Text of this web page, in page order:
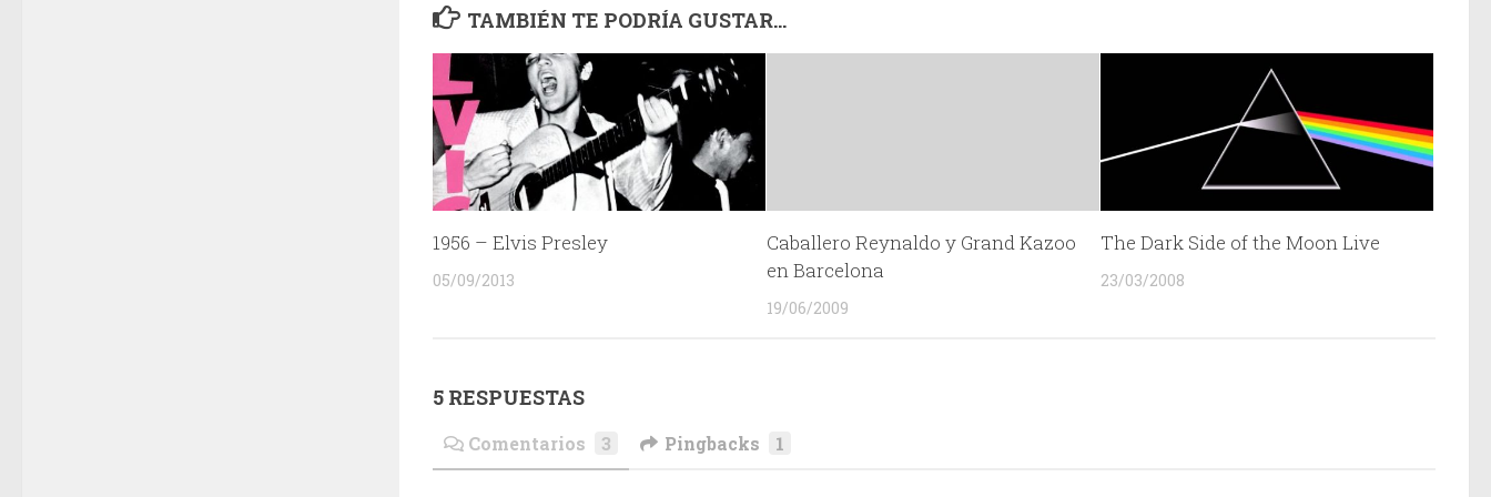
TAMBIÉN TE PODRÍA GUSTAR...
1956 – Elvis Presley
05/09/2013
Caballero Reynaldo y Grand Kazoo
en Barcelona
19/06/2009
The Dark Side of the Moon Live
23/03/2008
5 RESPUESTAS
Comentarios 3 Pingbacks 1